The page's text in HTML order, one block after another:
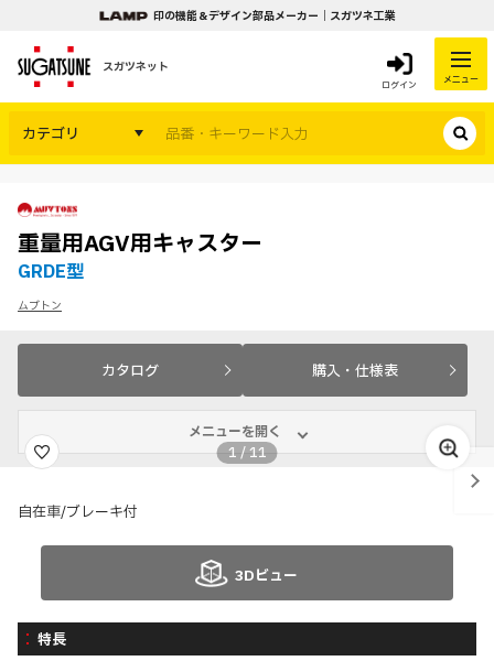
印の機能＆デザイン部品メーカー｜スガツネ工業
スガツネット
ログイン メニュー
カテゴリ
重量用AGV用キャスター
GRDE型
ムブトン
カタログ 購入・仕様表
メニューを開く
1 /11
自在車/ブレーキ付
3Dビュー
特長